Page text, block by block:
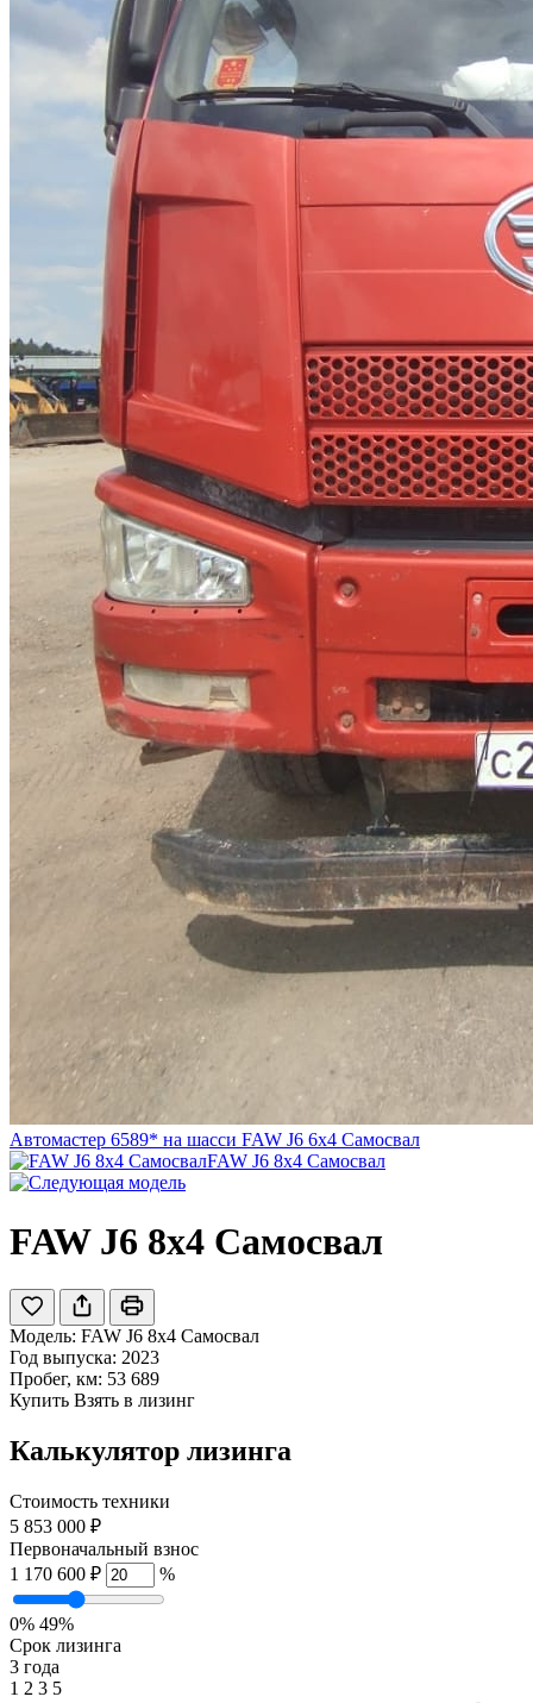
Автомастер 6589* на шасси FAW J6 6x4 Самосвал
FAW J6 8x4 Самосвал
FAW J6 8x4 Самосвал
Модель: FAW J6 8x4 Самосвал
Год выпуска: 2023
Пробег, км: 53 689
Купить Взять в лизинг
Калькулятор лизинга
Стоимость техники
5 853 000 ₽
Первоначальный взнос
1 170 600 ₽
%
0% 49%
Срок лизинга
3 года
1 2 3 5